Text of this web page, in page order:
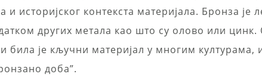
и историјског контекста материјала. Бронза је
других метала као што су олово или цинк.
била је кључни материјал у многим културама,
доба”.